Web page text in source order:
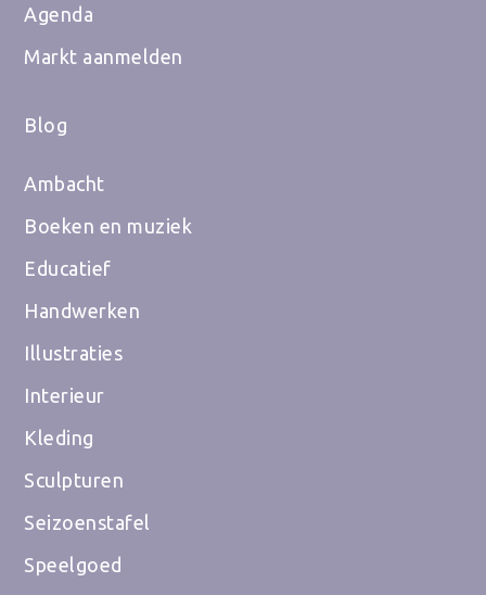
Agenda
Markt aanmelden
Blog
Ambacht
Boeken en muziek
Educatief
Handwerken
Illustraties
Interieur
Kleding
Sculpturen
Seizoenstafel
Speelgoed